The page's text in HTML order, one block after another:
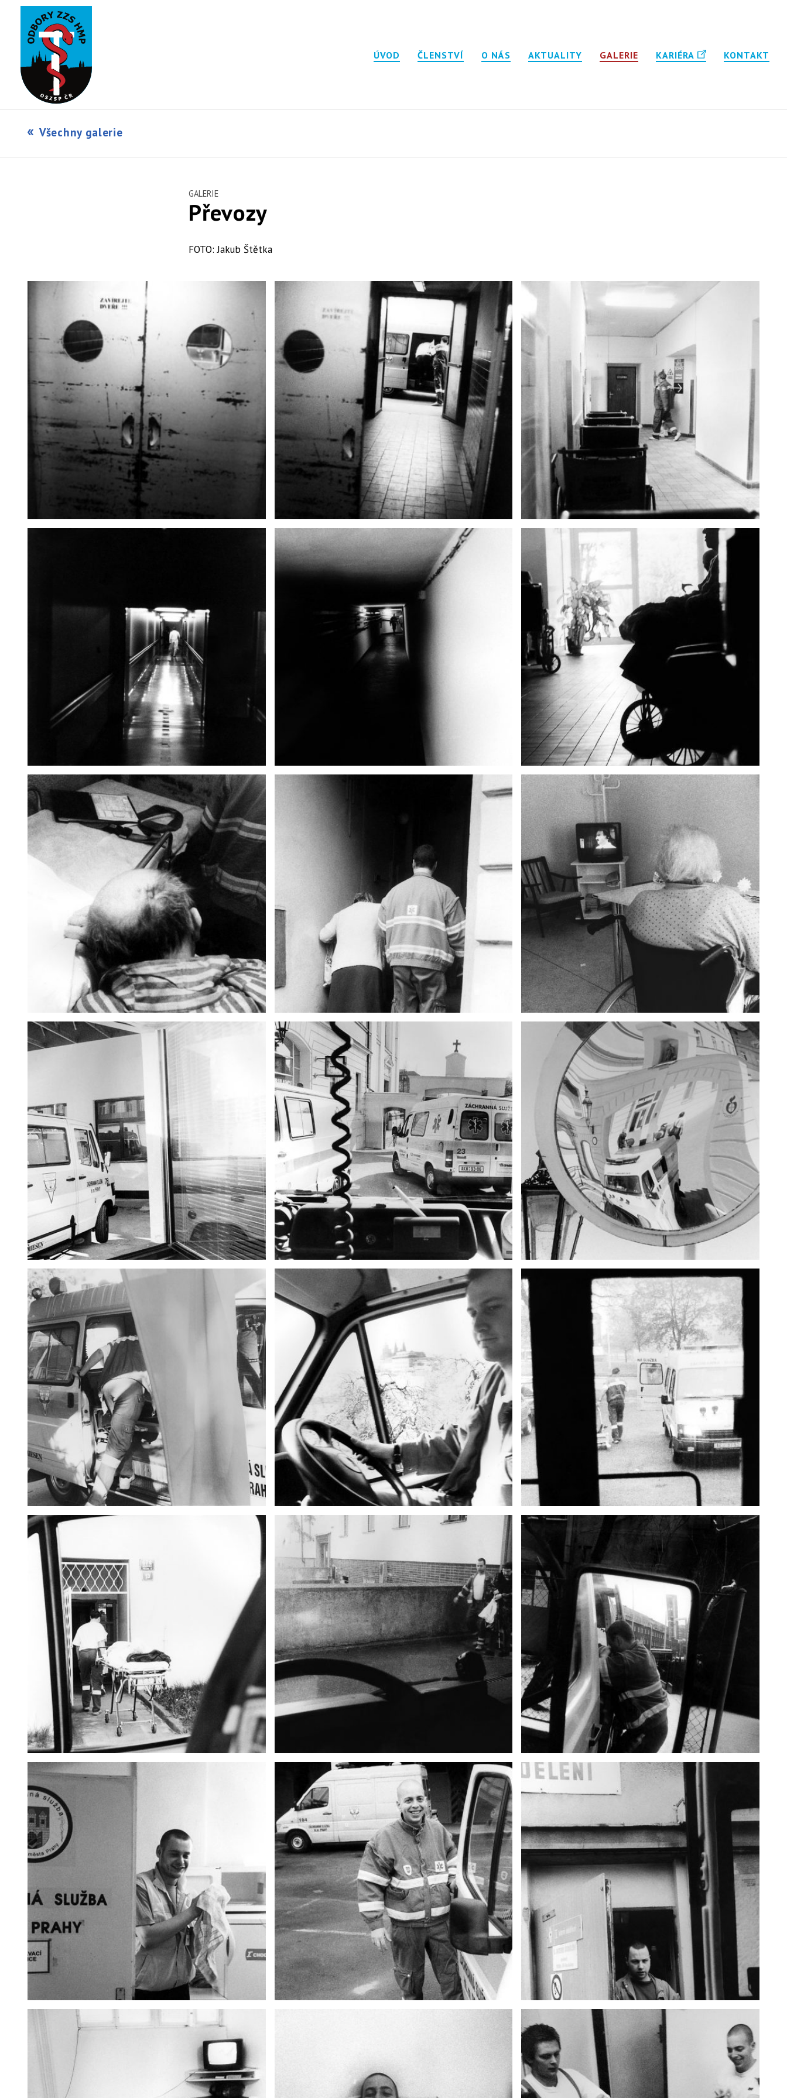
ÚVOD ČLENSTVÍ O NÁS AKTUALITY GALERIE KARIÉRA KONTAKT
Všechny galerie
GALERIE
Převozy
FOTO: Jakub Štětka